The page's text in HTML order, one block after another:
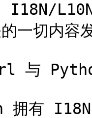
L10N
一切内容
与
有 I18N